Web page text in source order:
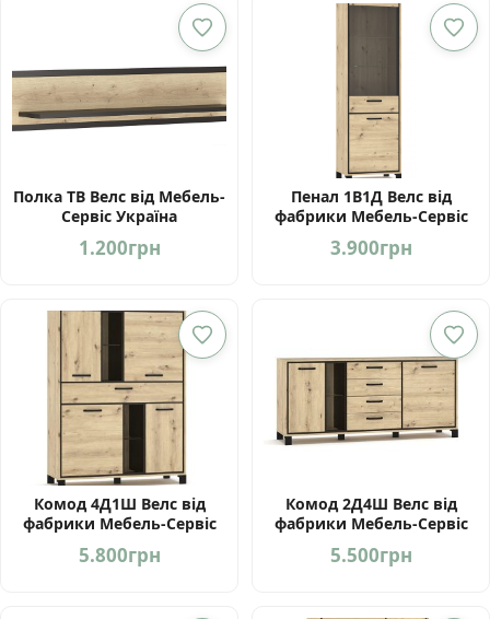
Полка ТВ Велс від Мебель-
Сервіс Україна
1.200грн
Пенал 1В1Д Велс від
фабрики Мебель-Сервіс
3.900грн
Комод 4Д1Ш Велс від
фабрики Мебель-Сервіс
5.800грн
Комод 2Д4Ш Велс від
фабрики Мебель-Сервіс
5.500грн